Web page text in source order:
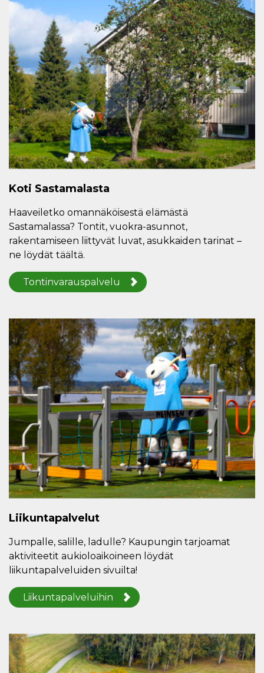
Koti Sastamalasta
Haaveiletko omannäköisestä elämästä
Sastamalassa? Tontit, vuokra-asunnot,
rakentamiseen liittyvät luvat, asukkaiden tarinat –
ne löydät täältä.
Tontinvarauspalvelu
Liikuntapalvelut
Jumpalle, salille, ladulle? Kaupungin tarjoamat
aktiviteetit aukioloaikoineen löydät
liikuntapalveluiden sivuilta!
Liikuntapalveluihin